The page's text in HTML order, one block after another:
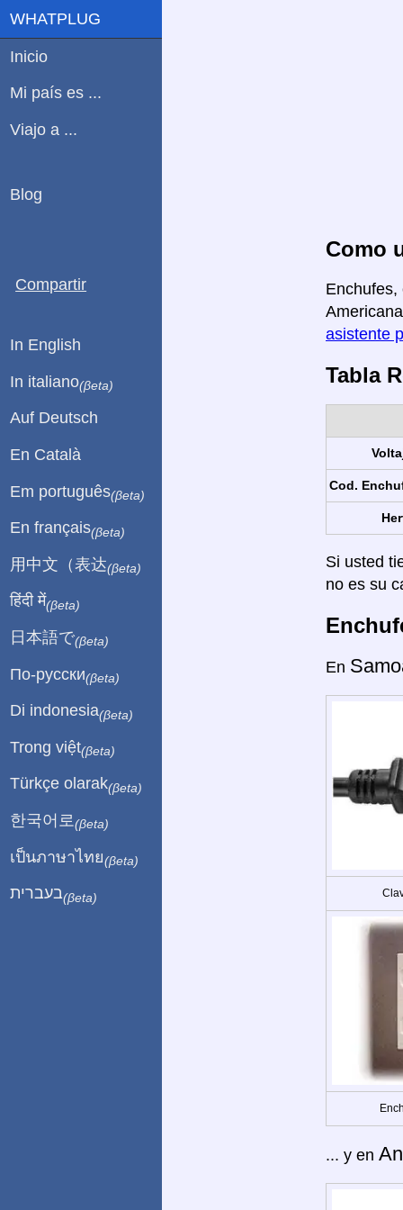
Como
Enchufes,
asistente
Tabla
Cod.
Si usted
no es su
En
... y en
WHATPLUG
Inicio
Mi país es ...
Viajo a ...
Blog
Compartir
In English
In italiano(βeta)
Auf Deutsch
En Català
Em português(βeta)
En français(βeta)
用中文（表达(βeta)
हिंदी में(βeta)
日本語で(βeta)
По-русски(βeta)
Di indonesia(βeta)
Trong việt(βeta)
Türkçe olarak(βeta)
한국어로 (βeta)
เป็นภาษาไทย(βeta)
בעברית(βeta)